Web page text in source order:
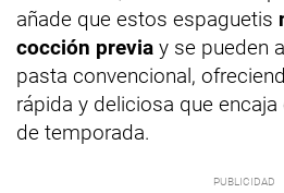
añade que estos espaguetis
cocción previa y se pueden
pasta convencional,
rápida y deliciosa que
de temporada.